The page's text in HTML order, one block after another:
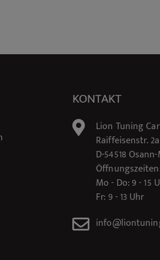
KONTAKT
Lion Tuning
Raiffeisenstr. 2a
D-54518
Mo - Do: 9 - 15
Fr: 9 - 13 Uhr